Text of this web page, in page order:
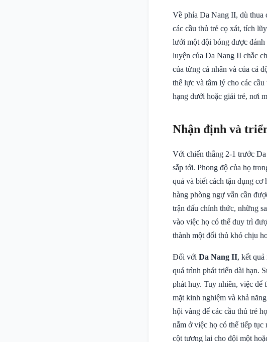
Về phía Da Nang II, dù thua
các cầu thủ trẻ cọ xát, tích
lưới một đội bóng được đánh
luyện của Da Nang II chắc
của từng cá nhân và của cả
thể lực và tâm lý cho các
hạng dưới hoặc giải trẻ, nơi
Nhận định và
Với chiến thắng 2-1 trước
sắp tới. Phong độ của họ
quả và biết cách tận dụng
hàng phòng ngự vẫn cần
trận đấu chính thức, những
vào việc họ có thể duy trì
thành một đối thủ khó chịu
Đối với Da Nang II, kết
quá trình phát triển dài hạn.
phát huy. Tuy nhiên, việc để
mặt kinh nghiệm và khả
hội vàng để các cầu thủ trẻ
nằm ở việc họ có thể tiếp
cột tương lai cho đội một